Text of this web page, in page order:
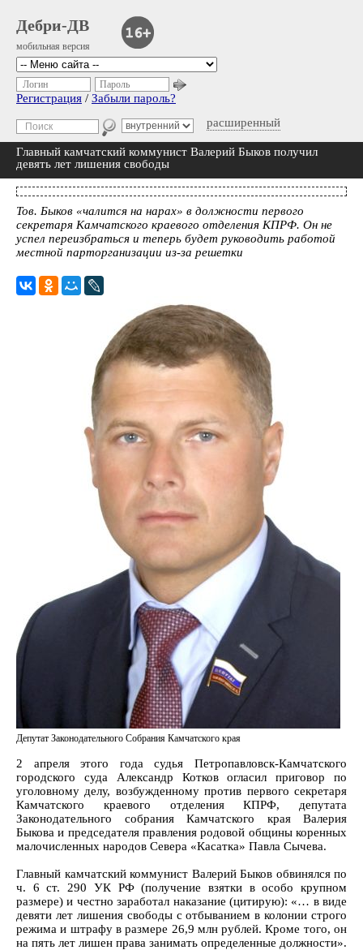
Дебри-ДВ
мобильная версия
расширенный
Логин Пароль
Регистрация / Забыли пароль?
Главный камчатский коммунист Валерий Быков получил
девять лет лишения свободы
Тов. Быков «чалится на нарах» в должности первого
секретаря Камчатского краевого отделения КПРФ. Он не
успел переизбраться и теперь будет руководить работой
местной парторганизации из-за решетки
Депутат Законодательного Собрания Камчатского края
2 апреля этого года судья Петропавловск-Камчатского
городского суда Александр Котков огласил приговор по
уголовному делу, возбужденному против первого секретаря
Камчатского краевого отделения КПРФ, депутата
Законодательного собрания Камчатского края Валерия
Быкова и председателя правления родовой общины коренных
малочисленных народов Севера «Касатка» Павла Сычева.
Главный камчатский коммунист Валерий Быков обвинялся по
ч. 6 ст. 290 УК РФ (получение взятки в особо крупном
размере) и честно заработал наказание (цитирую): «… в виде
девяти лет лишения свободы с отбыванием в колонии строго
режима и штрафу в размере 26,9 млн рублей. Кроме того, он
на пять лет лишен права занимать определенные должности».